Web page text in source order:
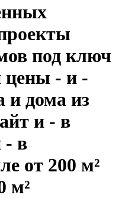
под ключ
цены - и -
и дома из
и - в
- в
от 200 м²
м²